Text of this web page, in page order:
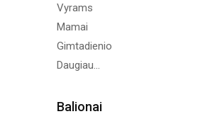
Vyrams
Mamai
Gimtadienio
Daugiau...
Balionai